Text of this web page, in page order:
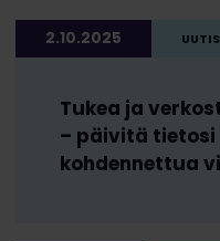
2.10.2025
Tukea ja
– päivitä tietosi
kohdennettua